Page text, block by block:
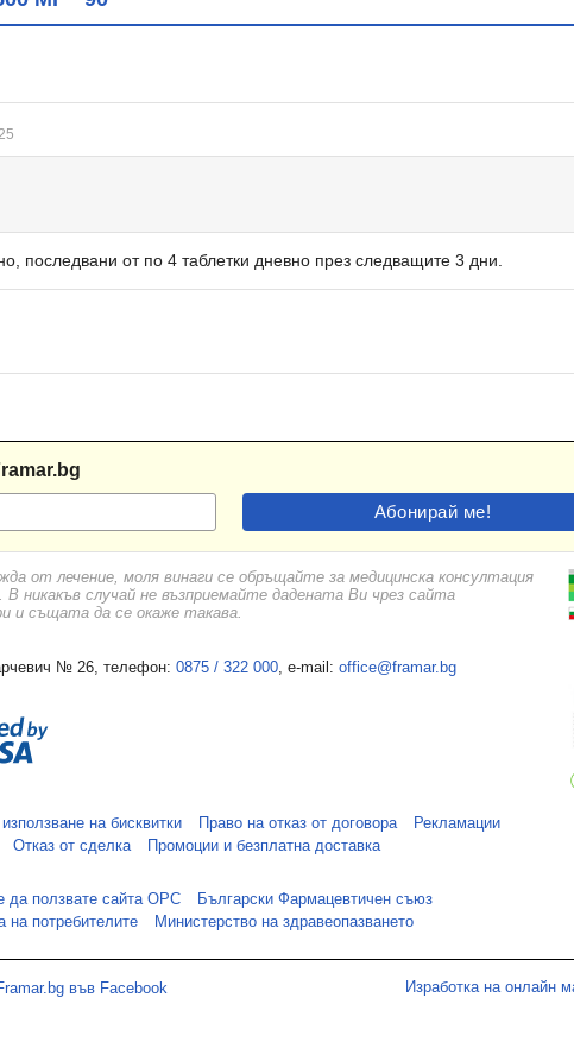
последвани от по 4 таблетки дневно през следващите 3 дни.
от лечение, моля винаги се обръщайте за медицинска консултация
никакъв случай не възприемайте дадената Ви чрез сайта
и същата да се окаже такава.
№ 26, телефон: 0875 / 322 000, e-mail: office@framar.bg
използване на бисквитки Право на отказ от договора
Рекламации
Отказ от сделка
Промоции и безплатна доставка
да ползвате сайта ОРС
Български Фармацевтичен съюз
на потребителите Министерство на здравеопазването
във Facebook Изработка на онлайн